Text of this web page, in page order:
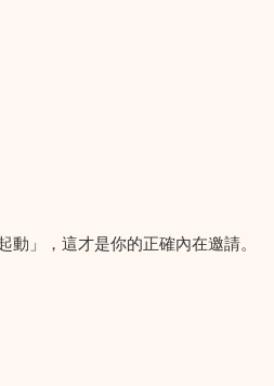
」，這才是你的正確內在邀請。